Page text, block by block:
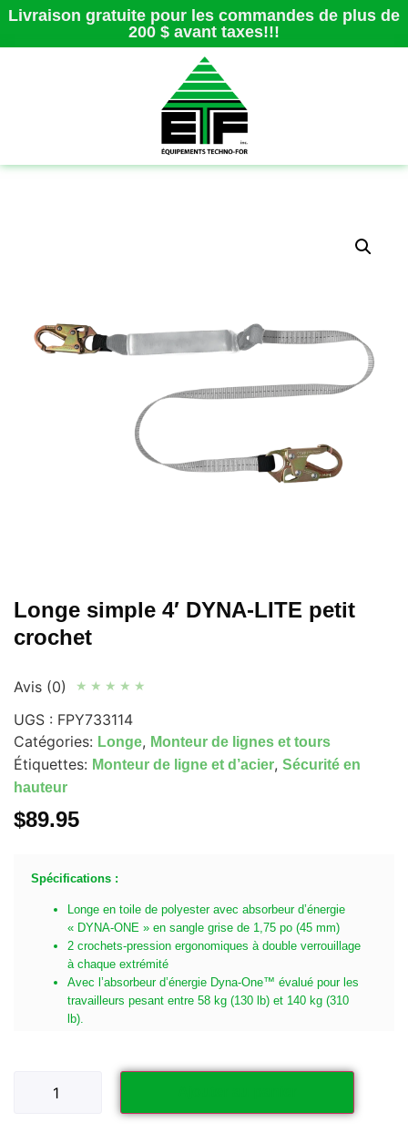
Livraison gratuite pour les commandes de plus de
200 $ avant taxes!!!
Longe simple 4′ DYNA-LITE petit
crochet
Avis (0) ★ ★ ★ ★ ★
UGS : FPY733114
Catégories: Longe, Monteur de lignes et tours
Étiquettes: Monteur de ligne et d’acier, Sécurité en
hauteur
$89.95
Spécifications :
Longe en toile de polyester avec absorbeur d’énergie
« DYNA-ONE » en sangle grise de 1,75 po (45 mm)
2 crochets-pression ergonomiques à double verrouillage
à chaque extrémité
Avec l’absorbeur d’énergie Dyna-One™ évalué pour les
travailleurs pesant entre 58 kg (130 lb) et 140 kg (310
lb).